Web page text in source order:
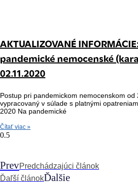
AKTUALIZOVANÉ
pandemické nemocenské
02.11.2020
Postup pri pandemickom nemocenskom
vypracovaný v súlade s platnými
2020 Na pandemické
Čítať viac »
PrevPredchádzajúci článok
Ďaľší článokĎalšie